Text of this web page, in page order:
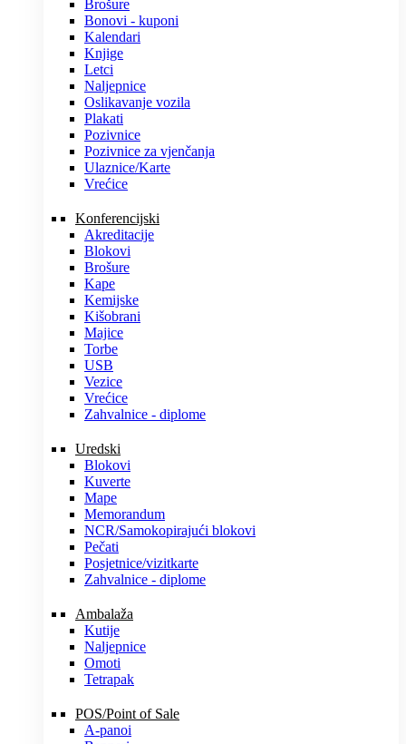
Brošure
Bonovi - kuponi
Kalendari
Knjige
Letci
Naljepnice
Oslikavanje vozila
Plakati
Pozivnice
Pozivnice za vjenčanja
Ulaznice/Karte
Vrećice
Konferencijski
Akreditacije
Blokovi
Brošure
Kape
Kemijske
Kišobrani
Majice
Torbe
USB
Vezice
Vrećice
Zahvalnice - diplome
Uredski
Blokovi
Kuverte
Mape
Memorandum
NCR/Samokopirajući blokovi
Pečati
Posjetnice/vizitkarte
Zahvalnice - diplome
Ambalaža
Kutije
Naljepnice
Omoti
Tetrapak
POS/Point of Sale
A-panoi